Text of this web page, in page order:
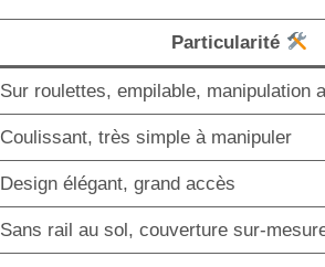
Particularité
Sur roulettes, empilable, manipulation
Coulissant, très simple à manipuler
Design élégant, grand accès
Sans rail au sol, couverture sur-